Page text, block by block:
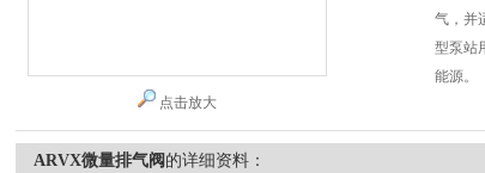
点击放大
气，并
型泵站
能源。
ARVX微量排气阀 的详细资料：